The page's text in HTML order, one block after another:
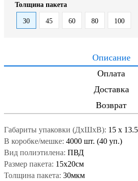
Толщина пакета
30 45 60 80 100
Описание
Оплата
Доставка
Возврат
Габариты упаковки (ДxШxВ): 15 x 13.5
В коробке/мешке: 4000 шт. (40 уп.)
Вид полиэтилена: ПВД
Размер пакета: 15x20см
Толщина пакета: 30мкм